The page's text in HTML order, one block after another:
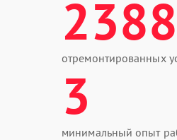
2388
отремонтированных
3
минимальный опыт